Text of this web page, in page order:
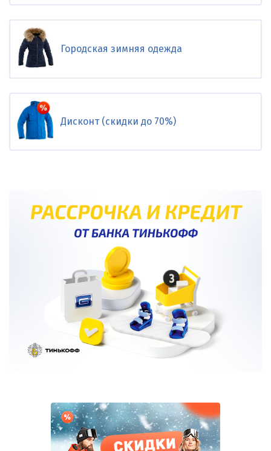
Городская зимняя одежда
Дисконт (скидки до 70%)